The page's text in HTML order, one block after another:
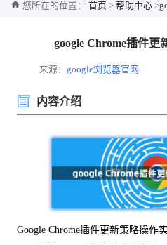
您所在的位置： 首页 > 帮助中心 >
google Chrome插件更
来源：google浏览器官网
内容介绍
Google Chrome插件更新策略操作